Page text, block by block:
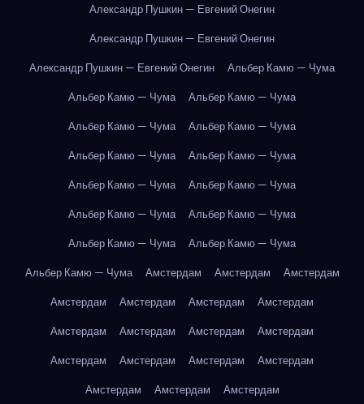
Александр Пушкин — Евгений Онегин
Александр Пушкин — Евгений Онегин
Александр Пушкин — Евгений Онегин
Альбер Камю — Чума
Альбер Камю — Чума
Альбер Камю — Чума
Альбер Камю — Чума
Альбер Камю — Чума
Альбер Камю — Чума
Альбер Камю — Чума
Альбер Камю — Чума
Альбер Камю — Чума
Альбер Камю — Чума
Альбер Камю — Чума
Альбер Камю — Чума
Альбер Камю — Чума
Альбер Камю — Чума
Амстердам Амстердам
Амстердам
Амстердам
Амстердам Амстердам
Амстердам
Амстердам
Амстердам Амстердам
Амстердам
Амстердам
Амстердам Амстердам
Амстердам
Амстердам
Амстердам Амстердам